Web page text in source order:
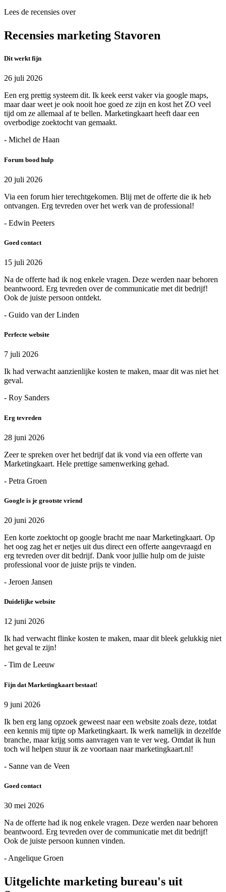
Lees de recensies over
Recensies marketing Stavoren
Dit werkt fijn
26 juli 2026
Een erg prettig systeem dit. Ik keek eerst vaker via google maps,
maar daar weet je ook nooit hoe goed ze zijn en kost het ZO veel
tijd om ze allemaal af te bellen. Marketingkaart heeft daar een
overbodige zoektocht van gemaakt.
- Michel de Haan
Forum bood hulp
20 juli 2026
Via een forum hier terechtgekomen. Blij met de offerte die ik heb
ontvangen. Erg tevreden over het werk van de professional!
- Edwin Peeters
Goed contact
15 juli 2026
Na de offerte had ik nog enkele vragen. Deze werden naar behoren
beantwoord. Erg tevreden over de communicatie met dit bedrijf!
Ook de juiste persoon ontdekt.
- Guido van der Linden
Perfecte website
7 juli 2026
Ik had verwacht aanzienlijke kosten te maken, maar dit was niet het
geval.
- Roy Sanders
Erg tevreden
28 juni 2026
Zeer te spreken over het bedrijf dat ik vond via een offerte van
Marketingkaart. Hele prettige samenwerking gehad.
- Petra Groen
Google is je grootste vriend
20 juni 2026
Een korte zoektocht op google bracht me naar Marketingkaart. Op
het oog zag het er netjes uit dus direct een offerte aangevraagd en
erg tevreden over dit bedrijf. Dank voor jullie hulp om de juiste
professional voor de juiste prijs te vinden.
- Jeroen Jansen
Duidelijke website
12 juni 2026
Ik had verwacht flinke kosten te maken, maar dit bleek gelukkig niet
het geval te zijn!
- Tim de Leeuw
Fijn dat Marketingkaart bestaat!
9 juni 2026
Ik ben erg lang opzoek geweest naar een website zoals deze, totdat
een kennis mij tipte op Marketingkaart. Ik werk namelijk in dezelfde
branche, maar krijg soms aanvragen van te ver weg. Omdat ik hun
toch wil helpen stuur ik ze voortaan naar marketingkaart.nl!
- Sanne van de Veen
Goed contact
30 mei 2026
Na de offerte had ik nog enkele vragen. Deze werden naar behoren
beantwoord. Erg tevreden over de communicatie met dit bedrijf!
Ook de juiste persoon kunnen vinden.
- Angelique Groen
Uitgelichte marketing bureau's uit